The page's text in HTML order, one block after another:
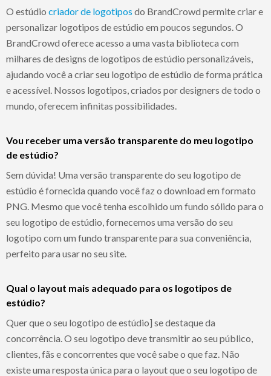
O estúdio criador de logotipos do BrandCrowd permite criar e
personalizar logotipos de estúdio em poucos segundos. O
BrandCrowd oferece acesso a uma vasta biblioteca com
milhares de designs de logotipos de estúdio personalizáveis,
ajudando você a criar seu logotipo de estúdio de forma prática
e acessível. Nossos logotipos, criados por designers de todo o
mundo, oferecem infinitas possibilidades.
Vou receber uma versão transparente do meu logotipo
de estúdio?
Sem dúvida! Uma versão transparente do seu logotipo de
estúdio é fornecida quando você faz o download em formato
PNG. Mesmo que você tenha escolhido um fundo sólido para o
seu logotipo de estúdio, fornecemos uma versão do seu
logotipo com um fundo transparente para sua conveniência,
perfeito para usar no seu site.
Qual o layout mais adequado para os logotipos de
estúdio?
Quer que o seu logotipo de estúdio] se destaque da
concorrência. O seu logotipo deve transmitir ao seu público,
clientes, fãs e concorrentes que você sabe o que faz. Não
existe uma resposta única para o layout que o seu logotipo de